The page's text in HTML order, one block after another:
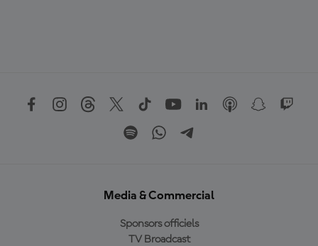
Media & Commercial
Sponsors officiels
TV Broadcast